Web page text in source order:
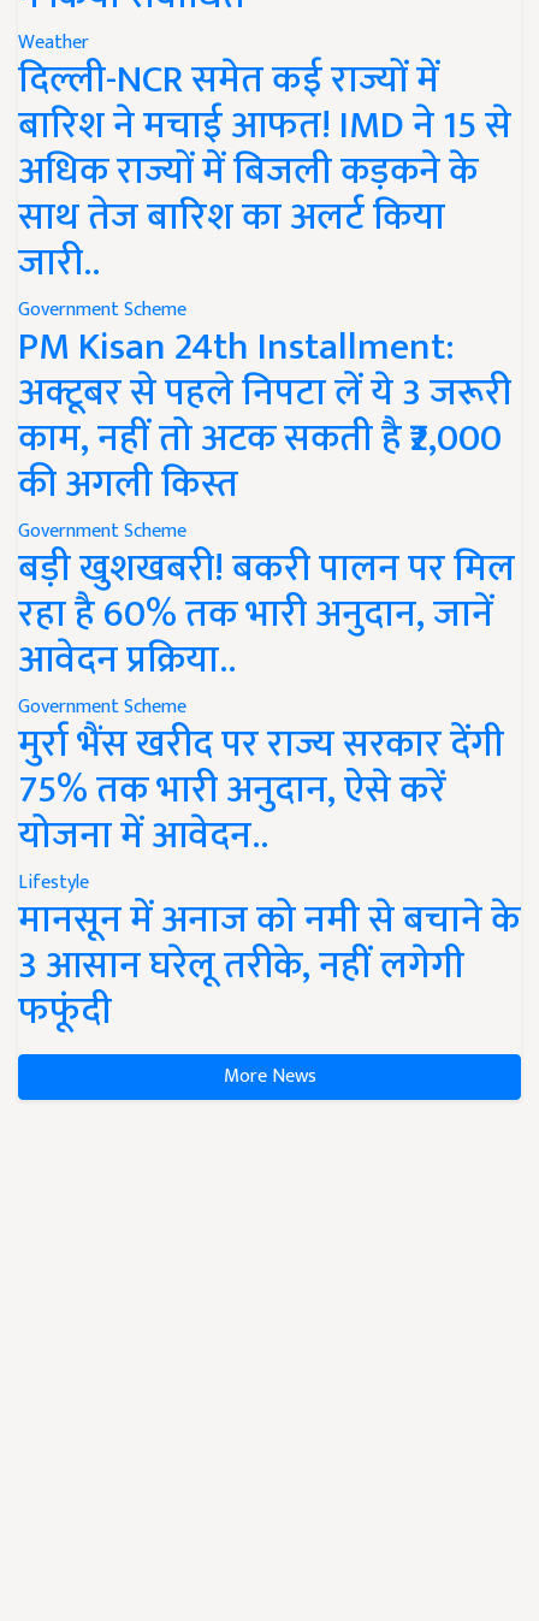
Weather
दिल्ली-NCR समेत कई राज्यों में
बारिश ने मचाई आफत! IMD ने 15 से
अधिक राज्यों में बिजली कड़कने के
साथ तेज बारिश का अलर्ट किया
जारी..
Government Scheme
PM Kisan 24th Installment:
अक्टूबर से पहले निपटा लें ये 3 जरूरी
काम, नहीं तो अटक सकती है ₹2,000
की अगली किस्त
Government Scheme
बड़ी खुशखबरी! बकरी पालन पर मिल
रहा है 60% तक भारी अनुदान, जानें
आवेदन प्रक्रिया..
Government Scheme
मुर्रा भैंस खरीद पर राज्य सरकार देंगी
75% तक भारी अनुदान, ऐसे करें
योजना में आवेदन..
Lifestyle
मानसून में अनाज को नमी से बचाने के
3 आसान घरेलू तरीके, नहीं लगेगी
फफूंदी
More News